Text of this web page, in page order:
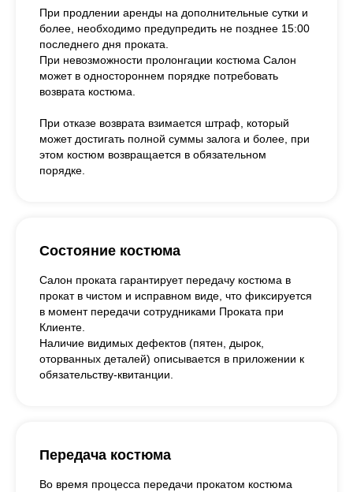
При продлении аренды на дополнительные сутки и
более, необходимо предупредить не позднее 15:00
последнего дня проката.
При невозможности пролонгации костюма Салон
может в одностороннем порядке потребовать
возврата костюма.
При отказе возврата взимается штраф, который
может достигать полной суммы залога и более, при
этом костюм возвращается в обязательном
порядке.
Состояние костюма
Салон проката гарантирует передачу костюма в
прокат в чистом и исправном виде, что фиксируется
в момент передачи сотрудниками Проката при
Клиенте.
Наличие видимых дефектов (пятен, дырок,
оторванных деталей) описывается в приложении к
обязательству-квитанции.
Передача костюма
Во время процесса передачи прокатом костюма